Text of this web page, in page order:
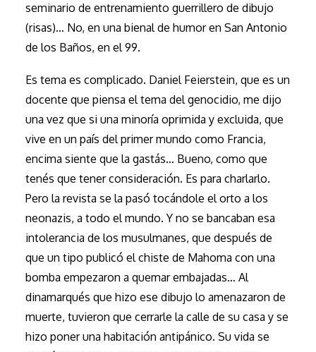
seminario de entrenamiento guerrillero de dibujo
(risas)… No, en una bienal de humor en San Antonio
de los Baños, en el 99.
Es tema es complicado. Daniel Feierstein, que es un
docente que piensa el tema del genocidio, me dijo
una vez que si una minoría oprimida y excluida, que
vive en un país del primer mundo como Francia,
encima siente que la gastás… Bueno, como que
tenés que tener consideración. Es para charlarlo.
Pero la revista se la pasó tocándole el orto a los
neonazis, a todo el mundo. Y no se bancaban esa
intolerancia de los musulmanes, que después de
que un tipo publicó el chiste de Mahoma con una
bomba empezaron a quemar embajadas… Al
dinamarqués que hizo ese dibujo lo amenazaron de
muerte, tuvieron que cerrarle la calle de su casa y se
hizo poner una habitación antipánico. Su vida se